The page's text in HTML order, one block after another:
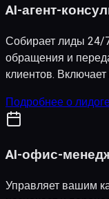
AI-агент-
Собирает лиды 24/
обращения и
клиентов.
Подробнее о
AI-офис-
Управляет вашим